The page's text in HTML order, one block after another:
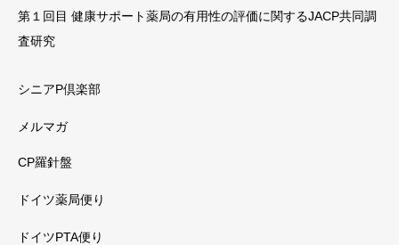
第１回目 健康サポート薬局の有用性の評価に関するJACP共同調
査研究
シニアP倶楽部
メルマガ
CP羅針盤
ドイツ薬局便り
ドイツPTA便り